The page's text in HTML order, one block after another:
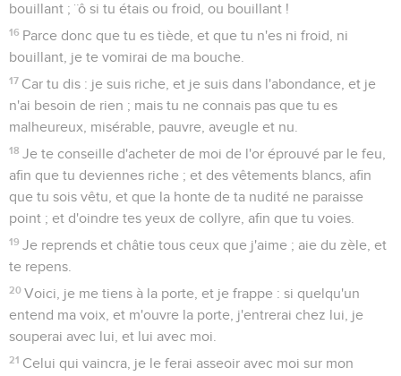
bouillant ; ¨ô si tu étais ou froid, ou bouillant !
16 Parce donc que tu es tiède, et que tu n'es ni froid, ni
bouillant, je te vomirai de ma bouche.
17 Car tu dis : je suis riche, et je suis dans l'abondance, et je
n'ai besoin de rien ; mais tu ne connais pas que tu es
malheureux, misérable, pauvre, aveugle et nu.
18 Je te conseille d'acheter de moi de l'or éprouvé par le feu,
afin que tu deviennes riche ; et des vêtements blancs, afin
que tu sois vêtu, et que la honte de ta nudité ne paraisse
point ; et d'oindre tes yeux de collyre, afin que tu voies.
19 Je reprends et châtie tous ceux que j'aime ; aie du zèle, et
te repens.
20 Voici, je me tiens à la porte, et je frappe : si quelqu'un
entend ma voix, et m'ouvre la porte, j'entrerai chez lui, je
souperai avec lui, et lui avec moi.
21 Celui qui vaincra, je le ferai asseoir avec moi sur mon